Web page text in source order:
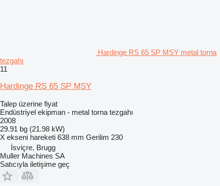
Hardinge RS 65 SP MSY metal torna
tezgahı
11
Hardinge RS 65 SP MSY
Talep üzerine fiyat
Endüstriyel ekipman - metal torna tezgahı
2008
29.91 bg (21.98 kW)
X ekseni hareketi 638 mm Gerilim 230
İsviçre, Brugg
Muller Machines SA
Satıcıyla iletişime geç